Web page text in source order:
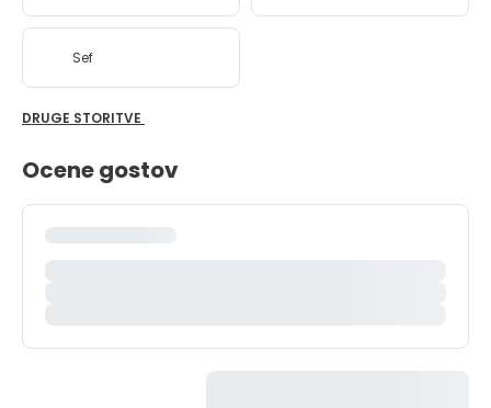
Sef
DRUGE STORITVE
Ocene gostov